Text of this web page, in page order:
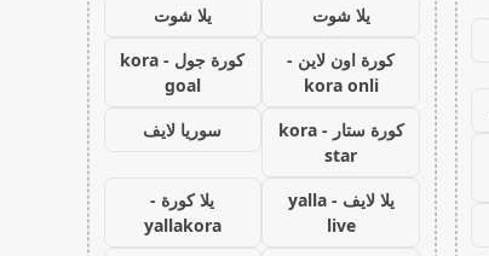
يلا شوت
يلا شوت
كورة اون لاين -
kora onli
كورة جول - kora
goal
كورة ستار - kora
star
سوريا لايف
يلا لايف - yalla
live
يلا كورة -
yallakora